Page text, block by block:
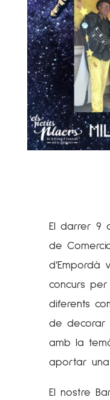
El darrer 9
de
d’Empordà
concurs
diferents
de decorar
amb la
aportar
El nostre